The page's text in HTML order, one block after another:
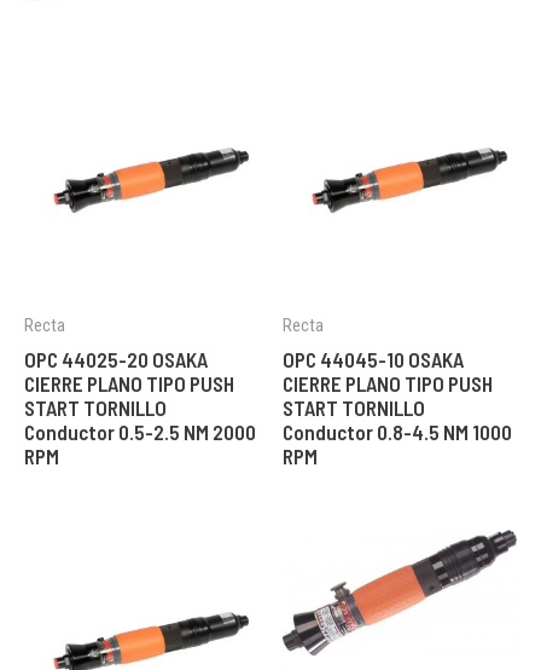
Recta
OPC 44025-20 OSAKA
CIERRE PLANO TIPO PUSH
START TORNILLO
Conductor 0.5-2.5 NM 2000
RPM
Recta
OPC 44045-10 OSAKA
CIERRE PLANO TIPO PUSH
START TORNILLO
Conductor 0.8-4.5 NM 1000
RPM